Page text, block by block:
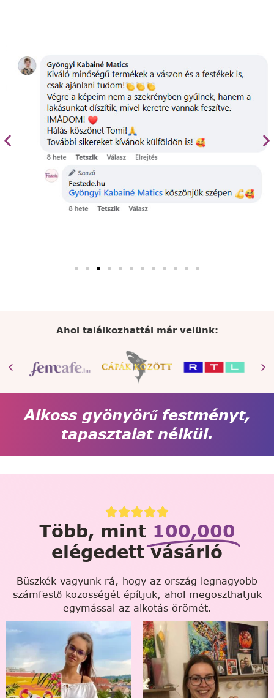
Ahol találkozhattál már velünk:
Alkoss gyönyörű festményt,
tapasztalat nélkül.
Több, mint 100,000
elégedett vásárló
Büszkék vagyunk rá, hogy az ország legnagyobb
számfestő közösségét építjük, ahol megoszthatjuk
egymással az alkotás örömét.